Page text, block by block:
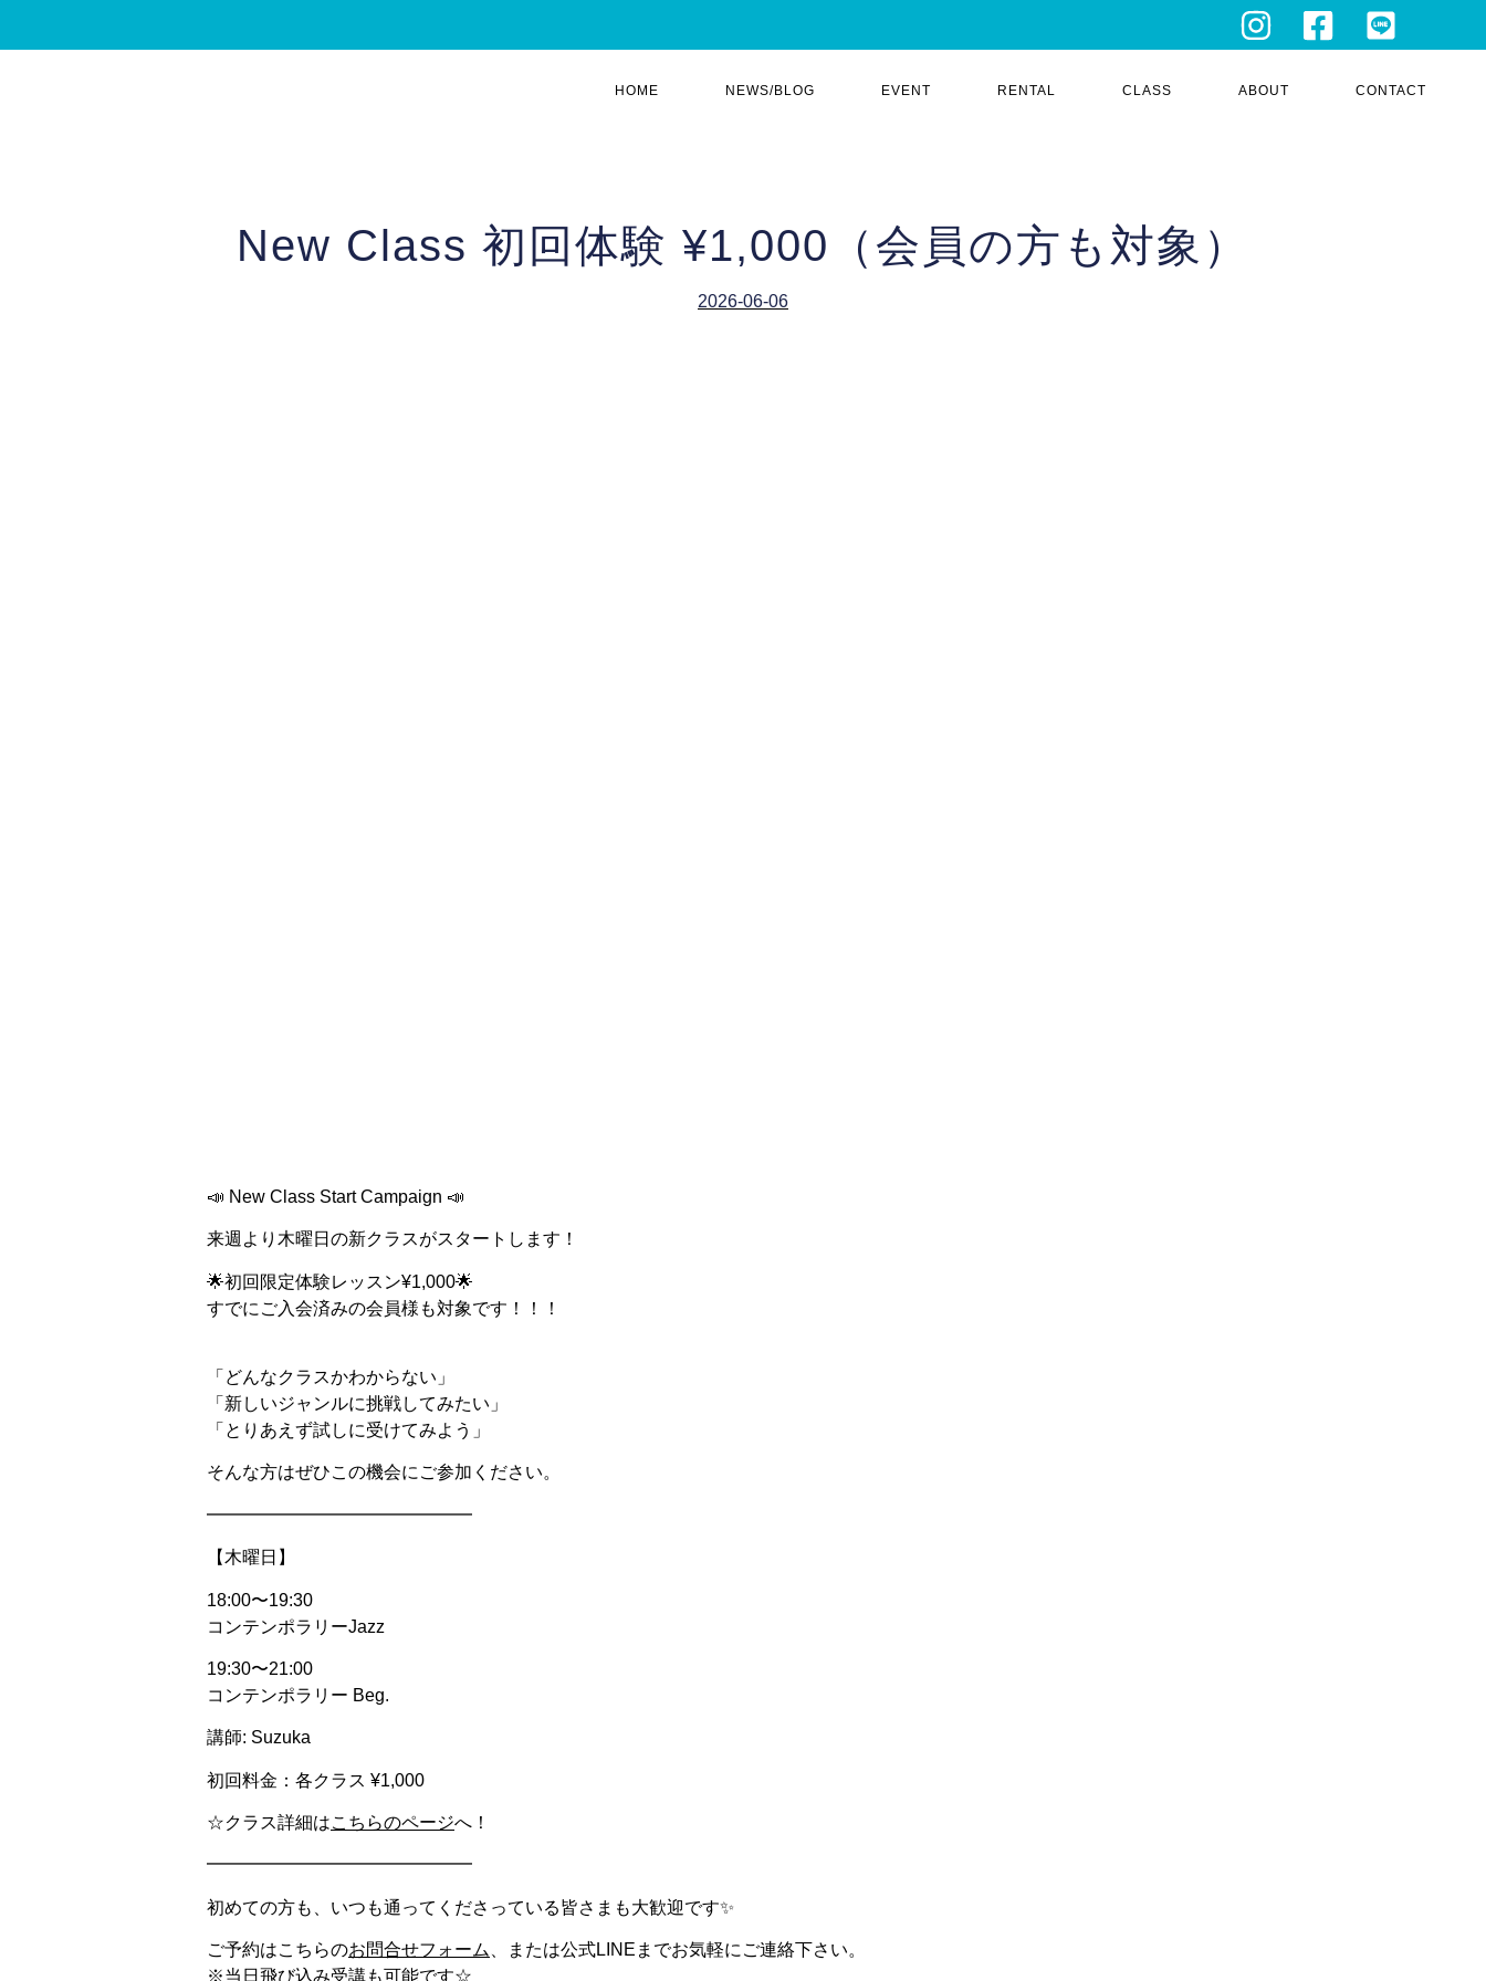
HOME NEWS/BLOG EVENT RENTAL CLASS ABOUT CONTACT
New Class 初回体験 ¥1,000（会員の方も対象）
2026-06-06
📣 New Class Start Campaign 📣
来週より木曜日の新クラスがスタートします！
🌟初回限定体験レッスン¥1,000🌟
すでにご入会済みの会員様も対象です！！！
「どんなクラスかわからない」
「新しいジャンルに挑戦してみたい」
「とりあえず試しに受けてみよう」
そんな方はぜひこの機会にご参加ください。
━━━━━━━━━━━━━━━
【木曜日】
18:00〜19:30
コンテンポラリーJazz
19:30〜21:00
コンテンポラリー Beg.
講師: Suzuka
初回料金：各クラス ¥1,000
☆クラス詳細はこちらのページへ！
━━━━━━━━━━━━━━━
初めての方も、いつも通ってくださっている皆さまも大歓迎です✨
ご予約はこちらのお問合せフォーム
、または公式LINEまでお気軽にご連絡下さい。
※当日飛び込み受講も可能です☆